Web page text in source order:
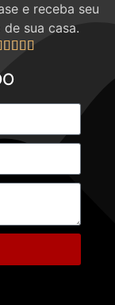
e receba seu
sua casa.
   